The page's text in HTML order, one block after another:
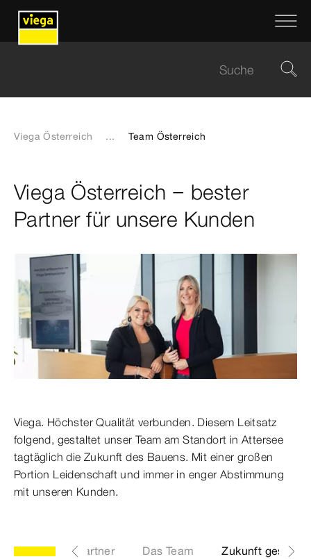
Viega Österreich ... Team Österreich
Viega Österreich − bester
Partner für unsere Kunden
Viega. Höchster Qualität verbunden. Diesem Leitsatz
folgend, gestaltet unser Team am Standort in Attersee
tagtäglich die Zukunft des Bauens. Mit einer großen
Portion Leidenschaft und immer in enger Abstimmung
mit unseren Kunden.
Werte Partner Das Team Zukunft